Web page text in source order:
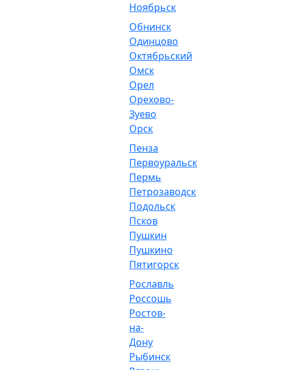
Ноябрьск
Обнинск
Одинцово
Октябрьский
Омск
Орел
Орехово-
Зуево
Орск
Пенза
Первоуральск
Пермь
Петрозаводск
Подольск
Псков
Пушкин
Пушкино
Пятигорск
Рославль
Россошь
Ростов-
на-
Дону
Рыбинск